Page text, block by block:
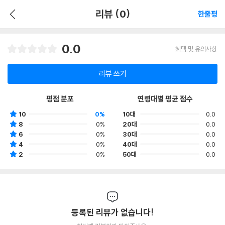
리뷰 (0) 한줄평
0.0 혜택 및 유의사항
리뷰 쓰기
평점 분포
10
0%
8
0%
6
0%
4
0%
2
0%
연령대별 평균 점수
10대
0.0
20대
0.0
30대
0.0
40대
0.0
50대
0.0
등록된 리뷰가 없습니다!